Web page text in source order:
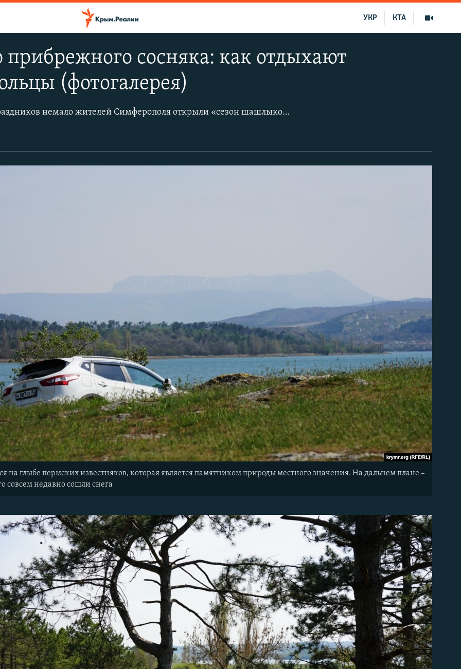
КТА
УКР
сосняка: как отдыхают
(фотогалерея)
С началом майских праздников немало жителей Симферополя открыли «сезон шашлыков» и отправились на природу – к местному водохранилищу. Окруженный сосновыми перелесками и каменистыми холмами, искусственный водоем ялвяется привлекательным местом для массовых вело- и пеших прогулок, а также рыбалки и пикников. От последнего здешние гурманы вряд ли могут отказаться, несмотря на таблички с предупреждениями и запретами.
на глыбе пермских известняков, которая является памятником природы местного значения. На дальнем плане –
совсем недавно сошли снега